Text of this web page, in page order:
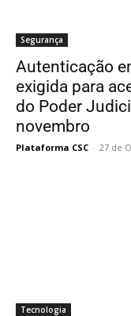
Segurança
Autenticação
exigida para
do Poder
novembro
Plataforma CSC - 27 de
Tecnologia